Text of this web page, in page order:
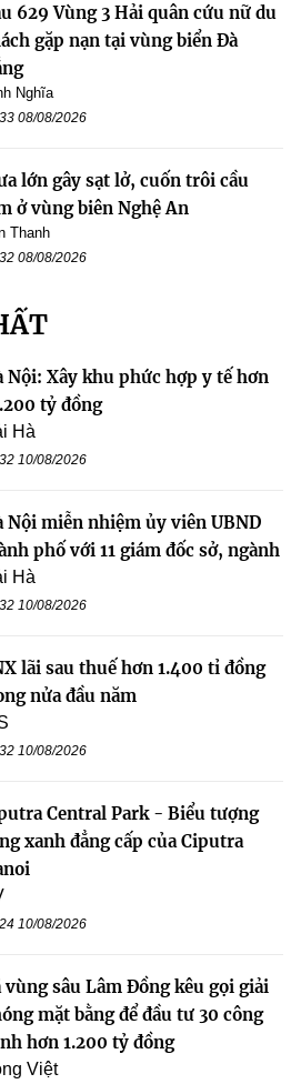
629 Vùng 3 Hải quân cứu nữ du
gặp nạn tại vùng biển Đà
Nghĩa
08/08/2026
lớn gây sạt lở, cuốn trôi cầu
ở vùng biên Nghệ An
Thanh
08/08/2026
Nội: Xây khu phức hợp y tế hơn
tỷ đồng
Hà
10/08/2026
Nội miễn nhiệm ủy viên UBND
phố với 11 giám đốc sở, ngành
Hà
10/08/2026
lãi sau thuế hơn 1.400 tỉ đồng
nửa đầu năm
10/08/2026
Central Park - Biểu tượng
xanh đẳng cấp của Ciputra
10/08/2026
vùng sâu Lâm Đồng kêu gọi giải
mặt bằng để đầu tư 30 công
hơn 1.200 tỷ đồng
Việt